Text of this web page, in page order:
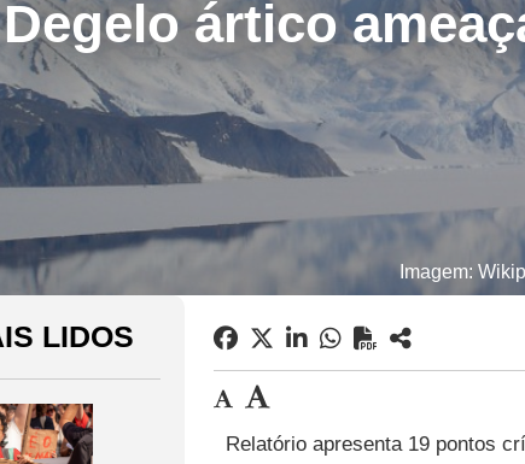
Degelo ártico
Imagem:
LIDOS
Relatório apresenta 19 pontos